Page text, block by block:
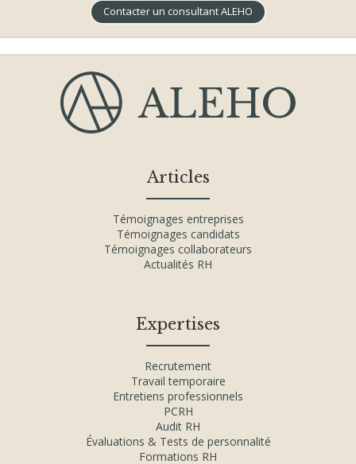
Contacter un consultant ALEHO
Articles
Témoignages entreprises
Témoignages candidats
Témoignages collaborateurs
Actualités RH
Expertises
Recrutement
Travail temporaire
Entretiens professionnels
PCRH
Audit RH
Évaluations & Tests de personnalité
Formations RH